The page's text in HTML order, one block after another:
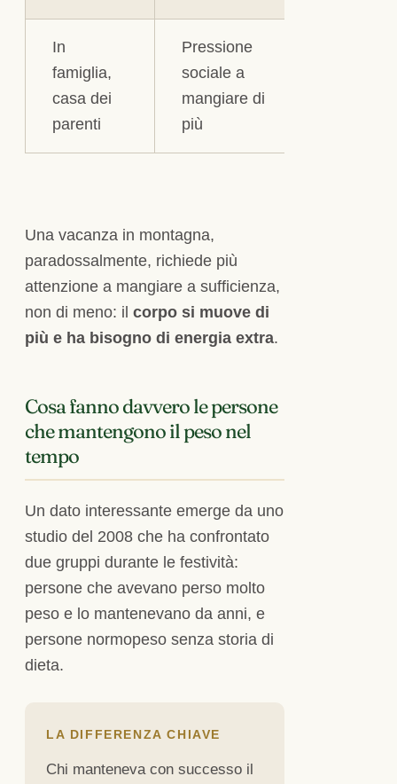
In
famiglia,
casa dei
parenti
Pressione
sociale a
mangiare di
più
Una vacanza in montagna,
paradossalmente, richiede più
attenzione a mangiare a sufficienza,
non di meno: il corpo si muove di
più e ha bisogno di energia extra.
Cosa fanno davvero le persone
che mantengono il peso nel
tempo
Un dato interessante emerge da uno
studio del 2008 che ha confrontato
due gruppi durante le festività:
persone che avevano perso molto
peso e lo mantenevano da anni, e
persone normopeso senza storia di
dieta.
LA DIFFERENZA CHIAVE
Chi manteneva con successo il